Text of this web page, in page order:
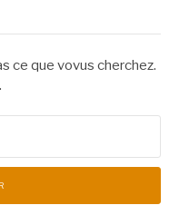
ce que vovus cherchez.